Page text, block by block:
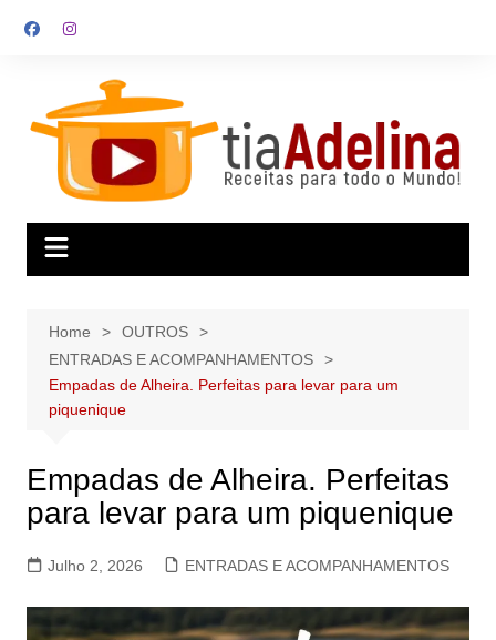
Home
OUTROS
ENTRADAS E ACOMPANHAMENTOS
Empadas de Alheira. Perfeitas para levar para um
piquenique
Empadas de Alheira. Perfeitas
para levar para um piquenique
Julho 2, 2026 ENTRADAS E ACOMPANHAMENTOS